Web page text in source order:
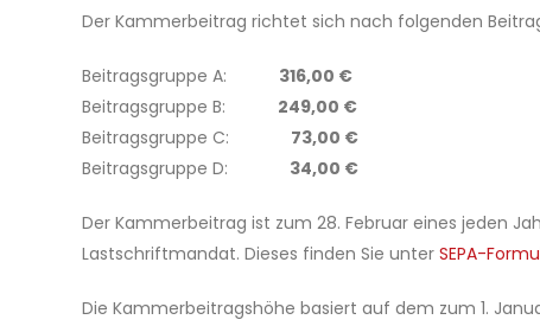
Der Kammerbeitrag richtet sich nach folgenden
Beitragsgruppe A: 316,00 €
Beitragsgruppe B: 249,00 €
Beitragsgruppe C: 73,00 €
Beitragsgruppe D: 34,00 €
Der Kammerbeitrag ist zum 28. Februar eines jeden
Lastschriftmandat. Dieses finden Sie unter SEPA-
Die Kammerbeitragshöhe basiert auf dem zum 1.